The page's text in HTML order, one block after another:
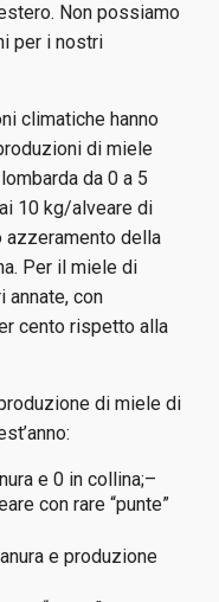
Non possiamo
per i nostri
climatiche hanno
di miele
da 0 a 5
10 kg/alveare di
azzeramento della
Per il miele di
annate, con
cento rispetto alla
di miele di
e 0 in collina;–
con rare “punte”
e produzione